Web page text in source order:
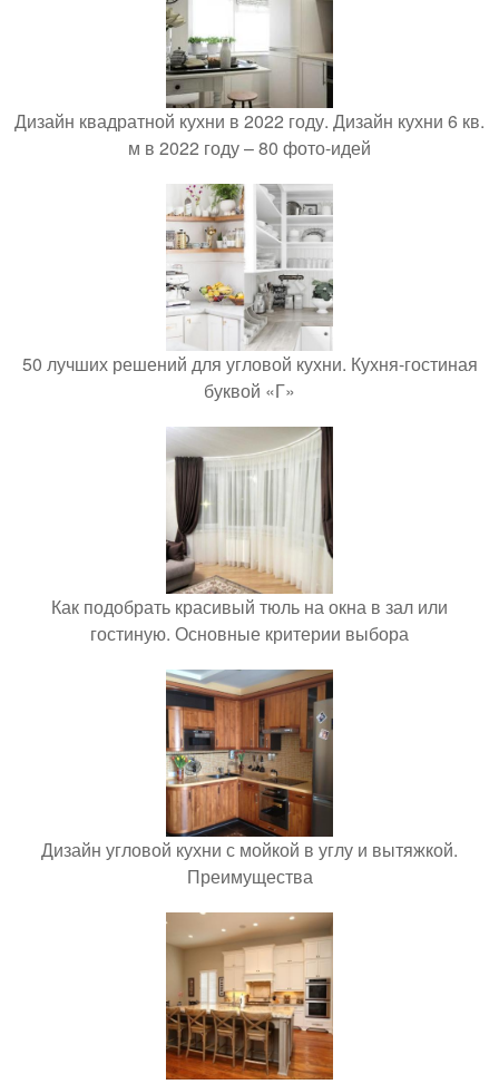
Дизайн квадратной кухни в 2022 году. Дизайн кухни 6 кв.
м в 2022 году – 80 фото-идей
50 лучших решений для угловой кухни. Кухня-гостиная
буквой «Г»
Как подобрать красивый тюль на окна в зал или
гостиную. Основные критерии выбора
Дизайн угловой кухни с мойкой в углу и вытяжкой.
Преимущества